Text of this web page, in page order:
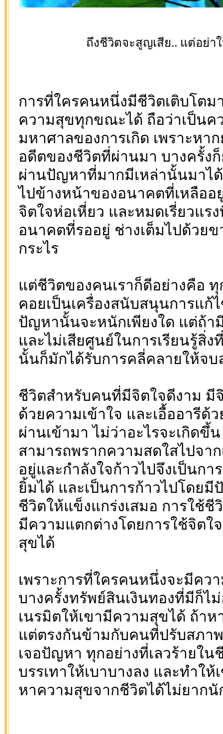
ถึงชีวิตจะสูญเสีย.. แต่อย่า
การที่ใครคนหนึ่งมีชีวิตเติบโตม
ความสุขทุกขณะได้ ถือว่าเป็นค
มหาศาลของการเกิด เพราะห
อดีตของชีวิตที่ผ่านมา บางครั้งก็
ผ่านปัญหาที่มากมีเหล่านั้นมาไ
ไปข้างหน้าของอนาคตที่เหลืออ
จิตใจห่อเหี่ยว และหมดเรี่ยวแร
อนาคตที่รออยู่ ช่างเต็มไปด้วย
กระไร
แต่ชีวิตของคนเราก็ดีอย่างคือ
คอยเป็นเครื่องสนับสนุนการแก้
ปัญหานั้นจะหนักเพียงใด แต่ถ้า
และไม่เสียศูนย์ในการเรียนรู้สิ่
นั้นก็มักได้รับการคลี่คลายให้จบ
ชีวิตสำหรับคนที่มีจิตใจดีงาม มี
ด้วยความเข้าใจ และเอื้ออารีด้
ผ่านเข้ามา ไม่ว่าอะไรจะเกิดขึ้
สามารถพรากความสดใสไปจา
อยู่และกำลังใจก้าวไปจึงเป็นก
ยิ้มได้ และเป็นการก้าวไปโดย
ชีวิตให้แข็งแกร่งเสมอ การใช้ชี
มีความแตกต่างโดยการใช้จิต
สุขได้
เพราะการที่ใครคนหนึ่งจะมีคว
บางครั้งทรัพย์สินเงินทองที่มีก็ไ
เนรมิตให้เขามีความสุขได้ ถ้าห
แต่ตรงกันข้ามกับคนที่ปรับสภา
เจอปัญหา ทุกอย่างที่เลวร้ายใน
บรรเทาให้เบาบางลง และทำให้
หาความสุขจากชีวิตได้ไม่ยากนั